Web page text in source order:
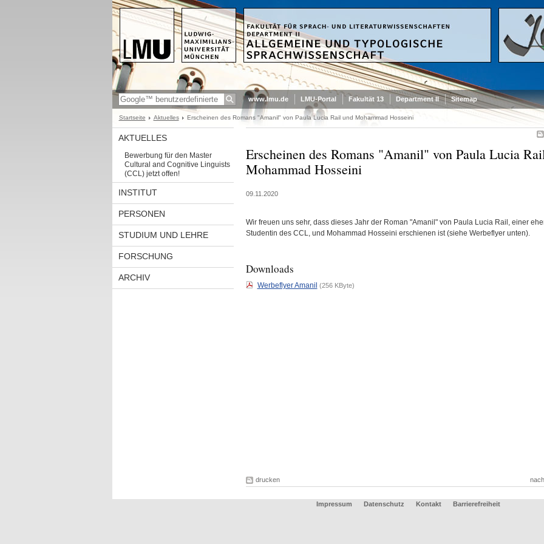
www.lmu.de LMU-Portal Fakultät 13 Department II Sitemap
Startseite Aktuelles Erscheinen des Romans "Amanil" von Paula Lucia Rail und Mohammad Hosseini
AKTUELLES
Bewerbung für den Master
Cultural and Cognitive Linguists
(CCL) jetzt offen!
INSTITUT
PERSONEN
STUDIUM UND LEHRE
FORSCHUNG
ARCHIV
Erscheinen des Romans "Amanil" von Paula Lucia
Mohammad Hosseini
09.11.2020
Wir freuen uns sehr, dass dieses Jahr der Roman "Amanil" von Paula Lucia Rail, einer
Studentin des CCL, und Mohammad Hosseini erschienen ist (siehe Werbeflyer unten).
Downloads
Werbeflyer Amanil (256 KByte)
drucken
Impressum Datenschutz Kontakt Barrierefreiheit